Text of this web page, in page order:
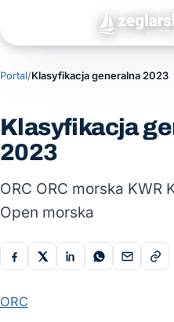
Portal/Klasyfikacja generalna 2023
Klasyfikacja
2023
ORC ORC morska KWR
Open morska
ORC